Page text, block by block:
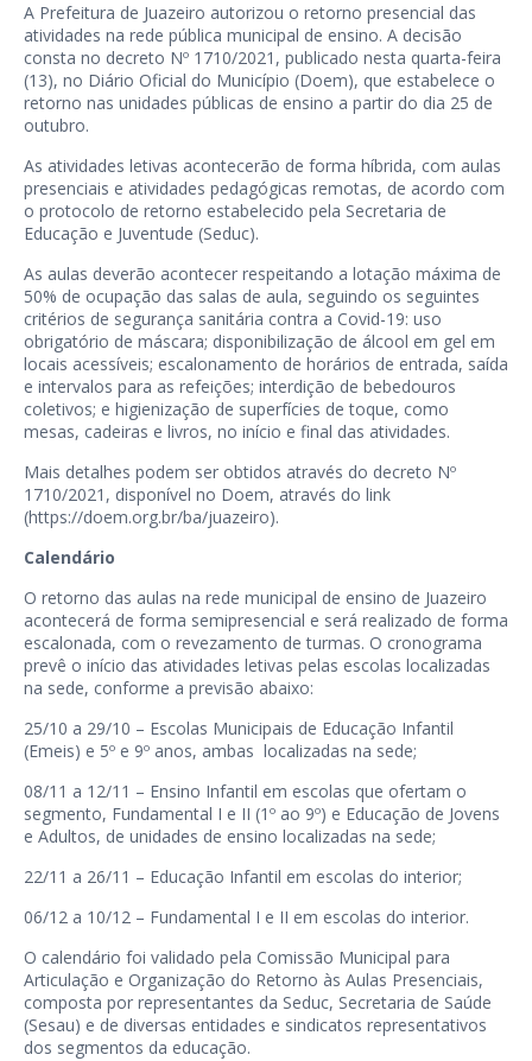
A Prefeitura de Juazeiro autorizou o retorno presencial das
atividades na rede pública municipal de ensino. A decisão
consta no decreto Nº 1710/2021, publicado nesta quarta-feira
(13), no Diário Oficial do Município (Doem), que estabelece o
retorno nas unidades públicas de ensino a partir do dia 25 de
outubro.
As atividades letivas acontecerão de forma híbrida, com aulas
presenciais e atividades pedagógicas remotas, de acordo com
o protocolo de retorno estabelecido pela Secretaria de
Educação e Juventude (Seduc).
As aulas deverão acontecer respeitando a lotação máxima de
50% de ocupação das salas de aula, seguindo os seguintes
critérios de segurança sanitária contra a Covid-19: uso
obrigatório de máscara; disponibilização de álcool em gel em
locais acessíveis; escalonamento de horários de entrada, saída
e intervalos para as refeições; interdição de bebedouros
coletivos; e higienização de superfícies de toque, como
mesas, cadeiras e livros, no início e final das atividades.
Mais detalhes podem ser obtidos através do decreto Nº
1710/2021, disponível no Doem, através do link
(https://doem.org.br/ba/juazeiro).
Calendário
O retorno das aulas na rede municipal de ensino de Juazeiro
acontecerá de forma semipresencial e será realizado de forma
escalonada, com o revezamento de turmas. O cronograma
prevê o início das atividades letivas pelas escolas localizadas
na sede, conforme a previsão abaixo:
25/10 a 29/10 – Escolas Municipais de Educação Infantil
(Emeis) e 5º e 9º anos, ambas localizadas na sede;
08/11 a 12/11 – Ensino Infantil em escolas que ofertam o
segmento, Fundamental I e II (1º ao 9º) e Educação de Jovens
e Adultos, de unidades de ensino localizadas na sede;
22/11 a 26/11 – Educação Infantil em escolas do interior;
06/12 a 10/12 – Fundamental I e II em escolas do interior.
O calendário foi validado pela Comissão Municipal para
Articulação e Organização do Retorno às Aulas Presenciais,
composta por representantes da Seduc, Secretaria de Saúde
(Sesau) e de diversas entidades e sindicatos representativos
dos segmentos da educação.